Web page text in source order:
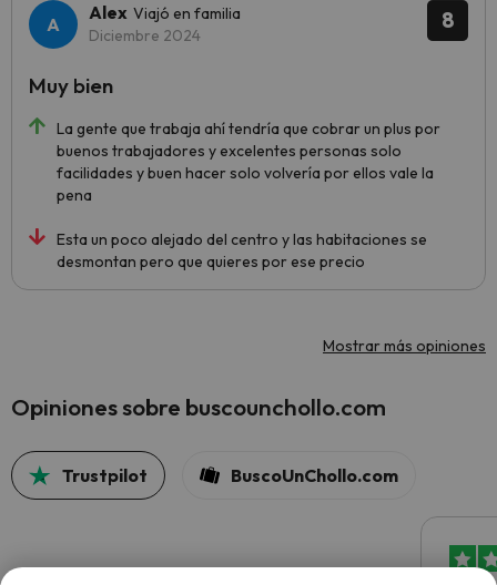
8
Alex Viajó en familia
Diciembre 2024
La gente que trabaja ahí tendría que cobrar un plus por
buenos trabajadores y excelentes personas solo
facilidades y buen hacer solo volvería por ellos vale la
pena
Esta un poco alejado del centro y las habitaciones se
desmontan pero que quieres por ese precio
Muy bien
Mostrar más opiniones
Opiniones sobre buscounchollo.com
Trustpilot BuscoUnChollo.com